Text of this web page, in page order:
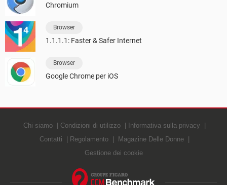
Chromium
Browser
1.1.1.1: Faster & Safer Internet
Browser
Google Chrome per iOS
Chi siamo Condizioni di utilizzo
Informativa sulla privacy
Contatti
Regolamento
Magazine Delle Donne
Gestione dei cookie